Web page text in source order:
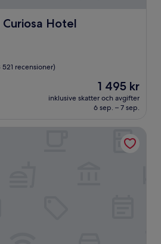
Hotel
Hotel
521 recensioner)
Priset
är
1 495 kr
1 495 kr
inklusive skatter och avgifter
6 sep. – 7 sep.